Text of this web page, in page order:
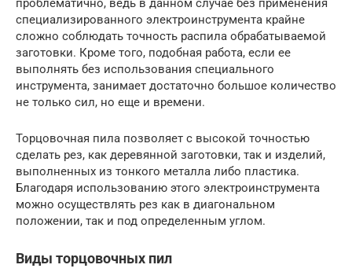
проблематично, ведь в данном случае без применения
специализированного электроинструмента крайне
сложно соблюдать точность распила обрабатываемой
заготовки. Кроме того, подобная работа, если ее
выполнять без использования специального
инструмента, занимает достаточно большое количество
не только сил, но еще и времени.
Торцовочная пила позволяет с высокой точностью
сделать рез, как деревянной заготовки, так и изделий,
выполненных из тонкого металла либо пластика.
Благодаря использованию этого электроинструмента
можно осуществлять рез как в диагональном
положении, так и под определенным углом.
Виды торцовочных пил